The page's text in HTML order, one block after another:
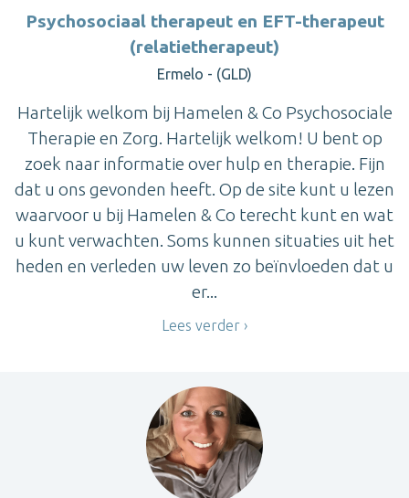
Psychosociaal therapeut en EFT-therapeut
(relatietherapeut)
Ermelo - (GLD)
Hartelijk welkom bij Hamelen & Co Psychosociale
Therapie en Zorg. Hartelijk welkom! U bent op
zoek naar informatie over hulp en therapie. Fijn
dat u ons gevonden heeft. Op de site kunt u lezen
waarvoor u bij Hamelen & Co terecht kunt en wat
u kunt verwachten. Soms kunnen situaties uit het
heden en verleden uw leven zo beïnvloeden dat u
er...
Lees verder